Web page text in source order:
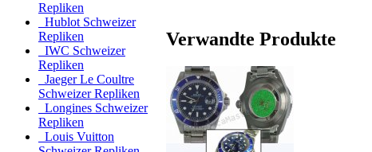
Repliken
Hublot Schweizer
Repliken
IWC Schweizer
Repliken
Jaeger Le Coultre
Schweizer Repliken
Longines Schweizer
Repliken
Louis Vuitton
Verwandte Produkte